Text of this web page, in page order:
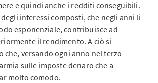
e quindi anche i redditi conseguibili.
interessi composti, che negli anni li
esponenziale, contribuisce ad
il rendimento. A ciò si
che, versando ogni anno nel terzo
sulle imposte denaro che a
molto comodo.